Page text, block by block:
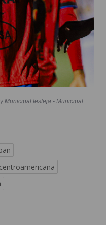
Municipal festeja - Municipal